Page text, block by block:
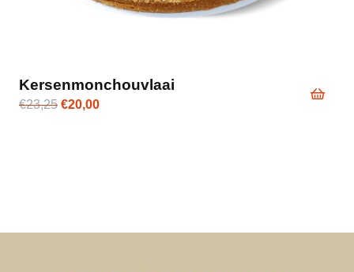
Kersenmonchouvlaai
€23,25 Oorspronkelijke
€20,00Huidige